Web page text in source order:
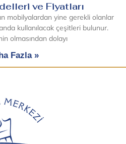
ve Fiyatları
mobilyalardan yine gerekli olanlar
kullanılacak çeşitleri bulunur.
olmasından dolayı
Fazla »